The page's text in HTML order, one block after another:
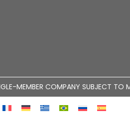
MEMBER COMPANY SUBJECT TO